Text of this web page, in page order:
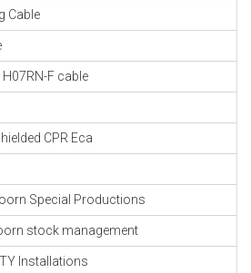
Cable
F cable
CPR Eca
Special Productions
stock management
Installations